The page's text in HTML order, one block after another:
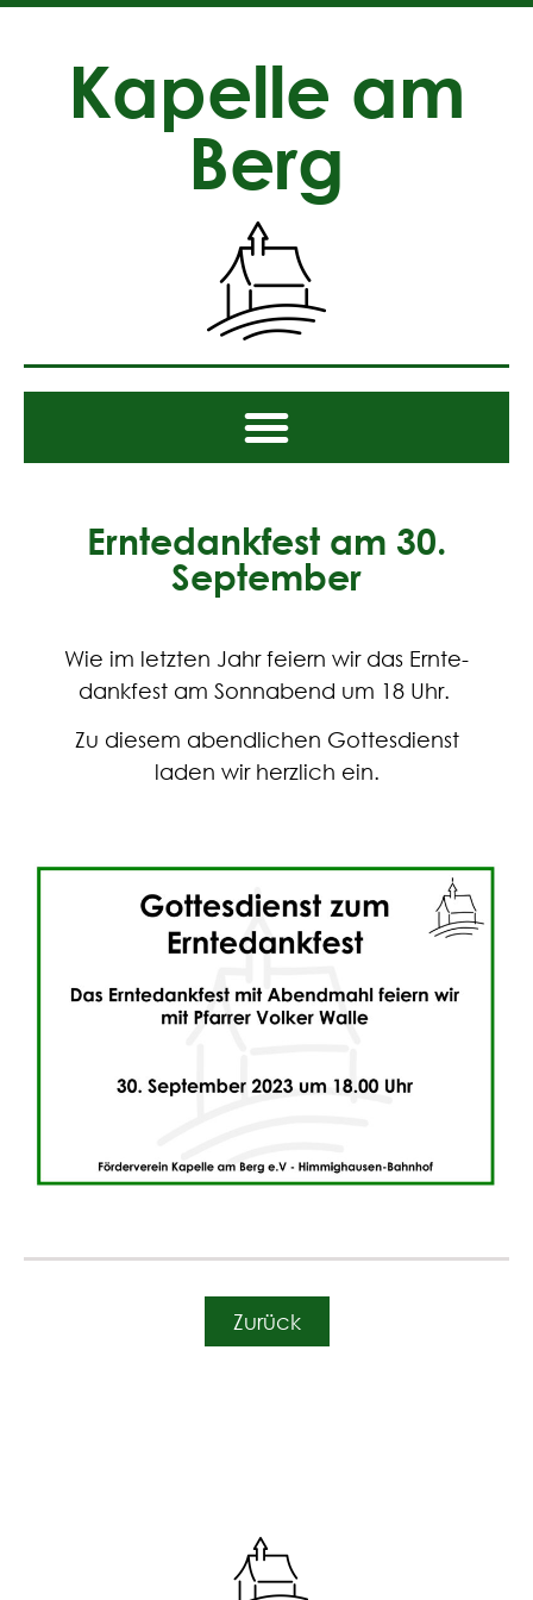
Kapelle am
Berg
Erntedankfest am 30.
September
Wie im letz­ten Jahr fei­ern wir das Ern­te­
dank­fest am Sonn­abend um 18 Uhr.
Zu die­sem abend­li­chen Got­tes­dienst
laden wir herz­lich ein.
Zurück